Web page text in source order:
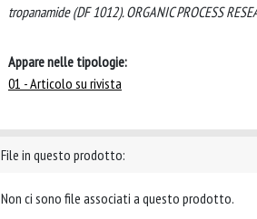
tropanamide (DF 1012). ORGANIC PROCESS
Appare nelle tipologie:
01 - Articolo su rivista
File in questo prodotto:
Non ci sono file associati a questo prodotto.